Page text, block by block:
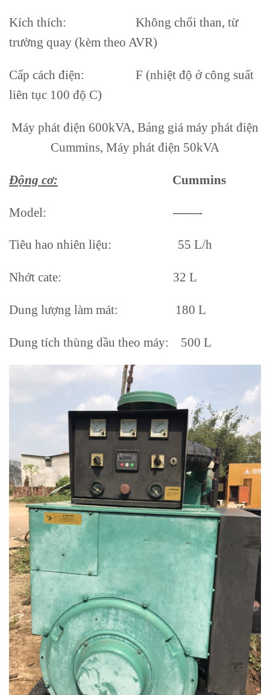
Kích thích: Không chổi than, từ
trường quay (kèm theo AVR)
Cấp cách điện: F (nhiệt độ ở công suất
liên tục 100 độ C)
Máy phát điện 600kVA, Bảng giá máy phát điện
Cummins, Máy phát điện 50kVA
Động cơ: Cummins
Model:——-
Tiêu hao nhiên liệu: 55 L/h
Nhớt cate: 32 L
Dung lượng làm mát: 180 L
Dung tích thùng dầu theo máy: 500 L